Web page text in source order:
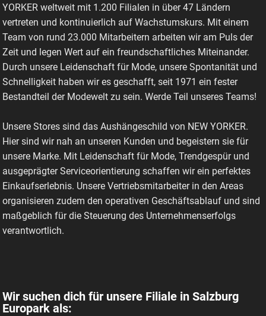
YORKER weltweit mit 1.200 Filialen in über 47 Ländern
vertreten und kontinuierlich auf Wachstumskurs. Mit einem
Team von rund 23.000 Mitarbeitern arbeiten wir am Puls der
Zeit und legen Wert auf ein freundschaftliches Miteinander.
Durch unsere Leidenschaft für Mode, unsere Spontanität und
Schnelligkeit haben wir es geschafft, seit 1971 ein fester
Bestandteil der Modewelt zu sein. Werde Teil unseres Teams!
Unsere Stores sind das Aushängeschild von NEW YORKER.
Hier sind wir nah an unseren Kunden und begeistern sie für
unsere Marke. Mit Leidenschaft für Mode, Trendgespür und
ausgeprägter Serviceorientierung schaffen wir ein perfektes
Einkaufserlebnis. Unsere Vertriebsmitarbeiter in den Areas
organisieren zudem den operativen Geschäftsablauf und sind
maßgeblich für die Steuerung des Unternehmenserfolgs
verantwortlich.
Wir suchen dich für unsere Filiale in Salzburg
Europark als: